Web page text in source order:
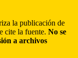
la publicación de
cite la fuente. No se
a archivos